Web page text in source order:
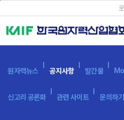
원자력뉴스 공지사항 발간물
신고리 공론화 관련 사이트 문의하기